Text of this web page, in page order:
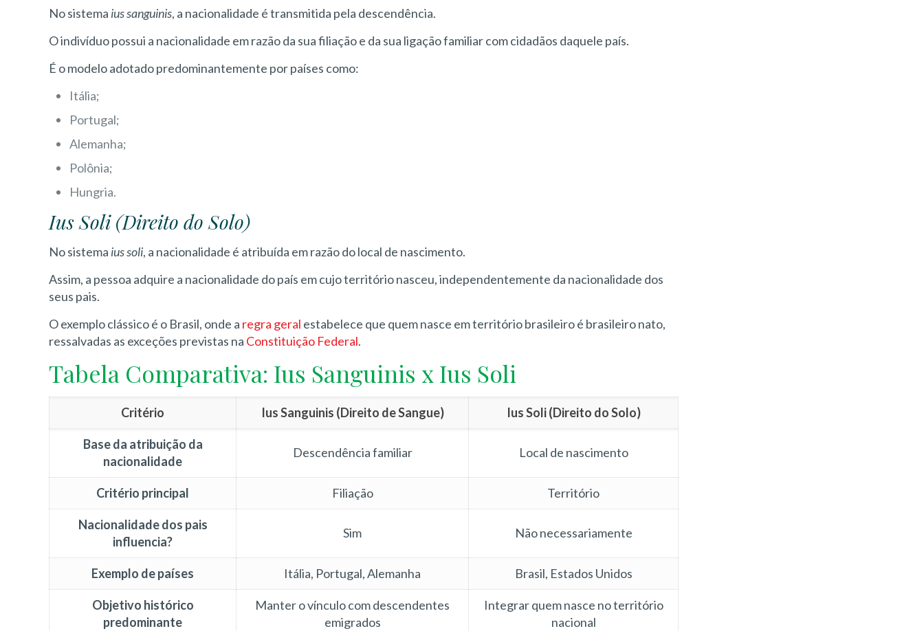
No sistema ius sanguinis, a nacionalidade é transmitida pela descendência.
O indivíduo possui a nacionalidade em razão da sua filiação e da sua ligação familiar com cidadãos daquele país.
É o modelo adotado predominantemente por países como:
Itália;
Portugal;
Alemanha;
Polônia;
Hungria.
Ius Soli (Direito do Solo)
No sistema ius soli, a nacionalidade é atribuída em razão do local de nascimento.
Assim, a pessoa adquire a nacionalidade do país em cujo território nasceu, independentemente da nacionalidade dos
seus pais.
O exemplo clássico é o Brasil, onde a regra geral estabelece que quem nasce em território brasileiro é brasileiro nato,
ressalvadas as exceções previstas na Constituição Federal.
Tabela Comparativa: Ius Sanguinis x Ius Soli
Critério Ius Sanguinis (Direito de Sangue) Ius Soli (Direito do Solo)
Base da atribuição da
nacionalidade
Descendência familiar Local de nascimento
Critério principal Filiação Território
Nacionalidade dos pais
influencia?
Sim Não necessariamente
Exemplo de países Itália, Portugal, Alemanha Brasil, Estados Unidos
Objetivo histórico
predominante
Manter o vínculo com descendentes
emigrados
Integrar quem nasce no território
nacional